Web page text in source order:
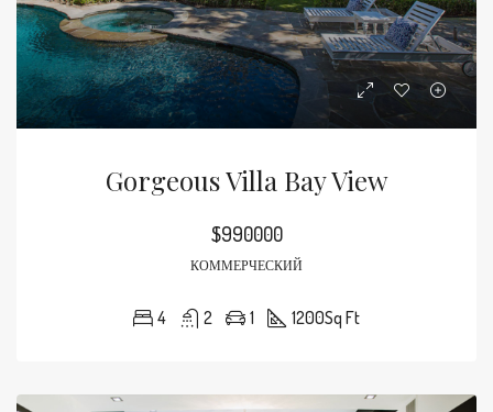
Gorgeous Villa Bay View
$990000
КОММЕРЧЕСКИЙ
4 2 1 1200Sq Ft